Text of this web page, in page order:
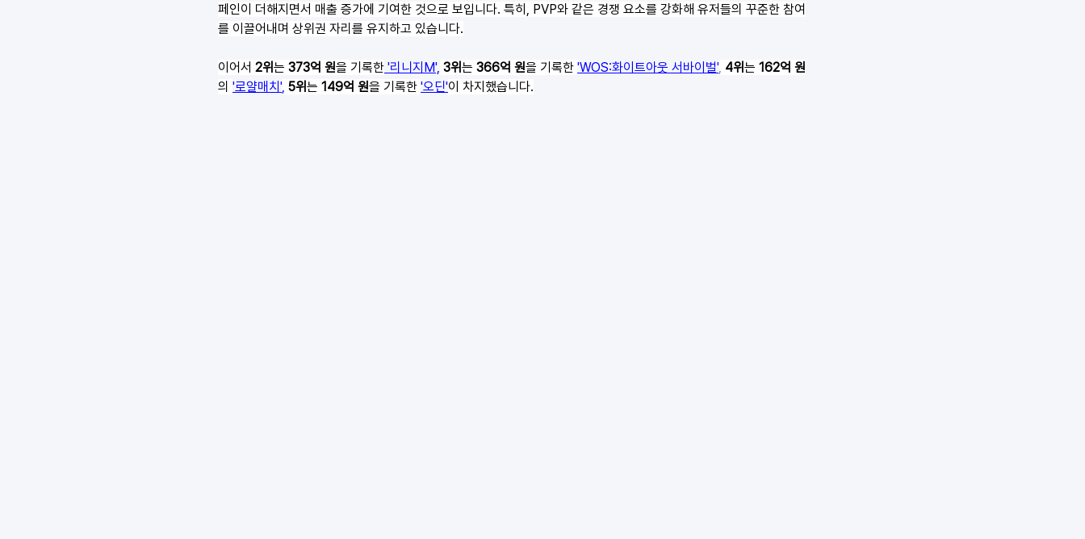
페인이 더해지면서 매출 증가에 기여한 것으로 보입니다. 특히, PVP와 같은 경쟁 요소를 강화해 유저들의 꾸준한 참여
를 이끌어내며 상위권 자리를 유지하고 있습니다.
이어서 2위는 373억 원을 기록한 '리니지M', 3위는 366억 원을 기록한 'WOS:화이트아웃 서바이벌' 4위는 162억 원
의 '로얄매치' 5위는 149억 원을 기록한 '오딘'이 차지했습니다.